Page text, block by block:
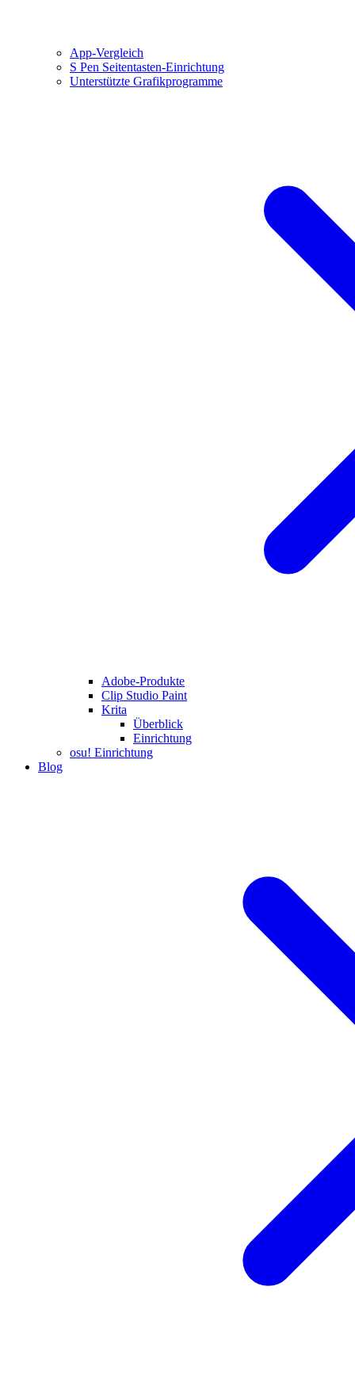
App-Vergleich
S Pen Seitentasten-Einrichtung
Unterstützte Grafikprogramme
Adobe-Produkte
Clip Studio Paint
Krita
Überblick
Einrichtung
osu! Einrichtung
Blog